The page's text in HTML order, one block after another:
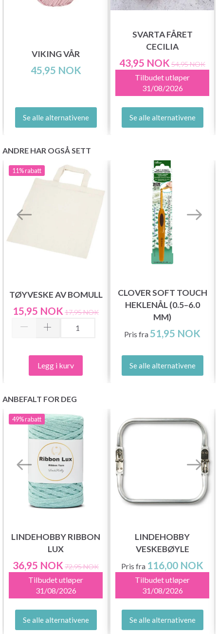
VIKING VÅR
45,95 NOK
Se alle alternativene
SVARTA FÅRET
CECILIA
43,95 NOK 54,95 NOK
Tilbudet utløper
31/08/2026
Se alle alternativene
ANDRE HAR OGSÅ SETT
11%rabatt
TØYVESKE AV BOMULL
15,95 NOK 17,95 NOK
Legg i kurv
CLOVER SOFT TOUCH
HEKLENÅL (0.5–6.0
MM)
Pris fra 51,95 NOK
Se alle alternativene
ANBEFALT FOR DEG
49%rabatt
LINDEHOBBY RIBBON
LUX
36,95 NOK 72,95 NOK
Tilbudet utløper
31/08/2026
Se alle alternativene
LINDEHOBBY
VESKEBØYLE
Pris fra 116,00 NOK
Tilbudet utløper
31/08/2026
Se alle alternativene